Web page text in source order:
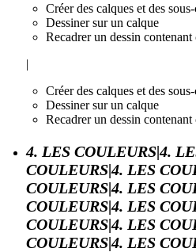
Créer des calques et des
Dessiner sur un calque
Recadrer un dessin contenant
|
Créer des calques et des
Dessiner sur un calque
Recadrer un dessin contenant
4. LES COULEURS|4.
COULEURS|4. LES
COULEURS|4. LES
COULEURS|4. LES
COULEURS|4. LES
COULEURS|4. LES